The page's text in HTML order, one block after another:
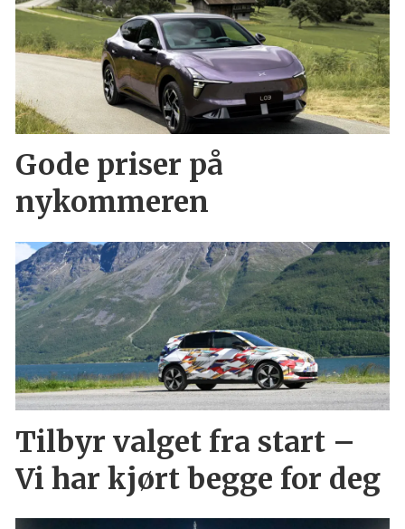
Gode priser på
nykommeren
Tilbyr valget fra start –
Vi har kjørt begge for deg